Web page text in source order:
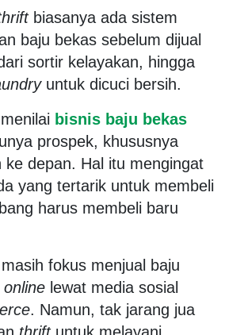
biasanya ada sistem
baju bekas sebelum dijual
sortir kelayakan, hingga
untuk dicuci bersih.
bisnis baju bekas
prospek, khususnya
depan. Hal itu mengingat
yang tertarik untuk membeli
harus membeli baru
fokus menjual baju
online lewat media sosial
. Namun, tak jarang jua